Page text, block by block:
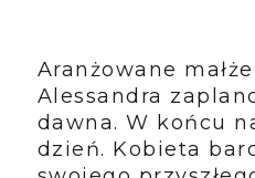
Aranżowane
Alessandra
dawna. W końcu
dzień. Kobieta